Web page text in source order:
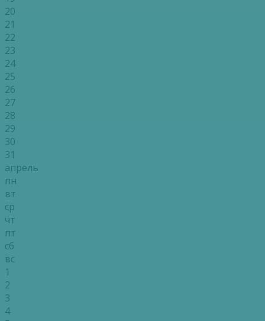
20
21
22
23
24
25
26
27
28
29
30
31
апрель
пн
вт
ср
чт
пт
сб
вс
1
2
3
4